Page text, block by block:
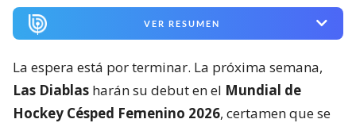
VER RESUMEN
La espera está por terminar. La próxima semana,
Las Diablas harán su debut en el Mundial de
Hockey Césped Femenino 2026, certamen que se